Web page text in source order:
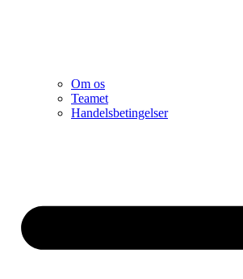
Om os
Teamet
Handelsbetingelser